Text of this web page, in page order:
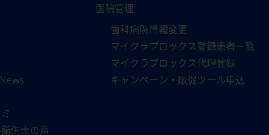
生士の声
医院管理
歯科病院情報変更
マイクラプロックス登録患者一覧
マイクラプロックス代理登録
キャンペーン・販促ツール申込